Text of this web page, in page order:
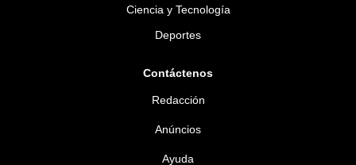
Ciencia y Tecnología
Deportes
Contáctenos
Redacción
Anúncios
Ayuda